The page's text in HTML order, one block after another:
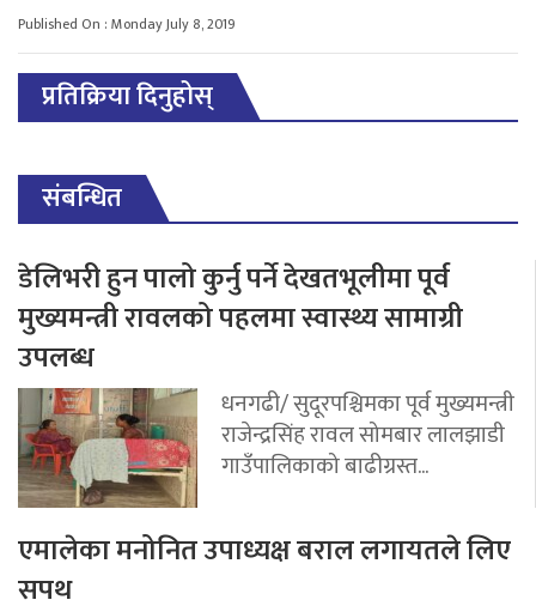
Published On : Monday July 8, 2019
प्रतिक्रिया दिनुहोस्
संबन्धित
डेलिभरी हुन पालो कुर्नु पर्ने देखतभूलीमा पूर्व
मुख्यमन्त्री रावलको पहलमा स्वास्थ्य सामाग्री
उपलब्ध
धनगढी/ सुदूरपश्चिमका पूर्व मुख्यमन्त्री
राजेन्द्रसिंह रावल सोमबार लालझाडी
गाउँपालिकाको बाढीग्रस्त...
एमालेका मनोनित उपाध्यक्ष बराल लगायतले लिए
सपथ